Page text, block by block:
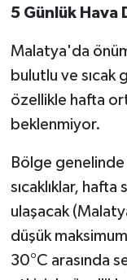
5 Günlük Hava
Malatya'da
bulutlu ve sıcak
özellikle hafta
beklenmiyor.
Bölge genelinde
sıcaklıklar,
ulaşacak
düşük
30°C arasında